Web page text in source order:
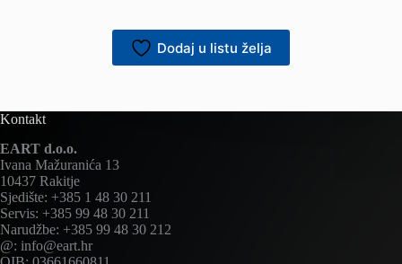
Dodaj u listu želja
Kontakt
EART d.o.o.
Ivana Mažuranića 13
10437 Rakitje
Sjedište: +385 1 48 30 211
Servis: +385 99 48 30 211
Narudžbe: +385 99 48 30 212
@: info@eart.hr